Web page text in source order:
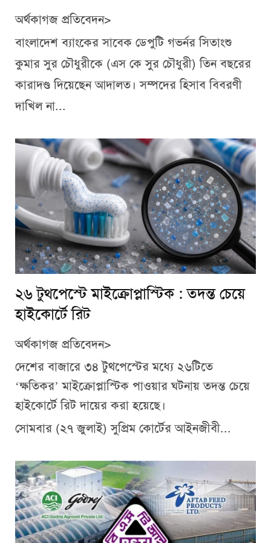
অর্থকাগজ প্রতিবেদন>
বাংলাদেশ ব্যাংকের সাবেক ডেপুটি গভর্নর সিতাংশু
কুমার সুর চৌধুরীকে (এস কে সুর চৌধুরী) তিন বছরের
কারাদণ্ড দিয়েছেন আদালত। সম্পদের হিসাব বিবরণী
দাখিল না...
২৬ টুথপেস্টে মাইক্রোপ্লাস্টিক : তদন্ত চেয়ে
হাইকোর্টে রিট
অর্থকাগজ প্রতিবেদন>
দেশের বাজারে ৩৪ টুথপেস্টের মধ্যে ২৬টিতে
‘ক্ষতিকর’ মাইক্রোপ্লাস্টিক পাওয়ার ঘটনায় তদন্ত চেয়ে
হাইকোর্টে রিট দায়ের করা হয়েছে।
সোমবার (২৭ জুলাই) সুপ্রিম কোর্টের আইনজীবী...